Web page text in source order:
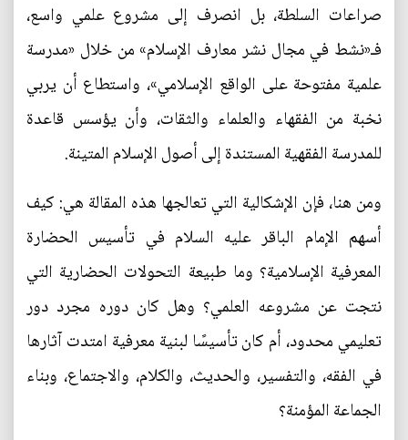
صراعات السلطة، بل انصرف إلى مشروع علمي واسع،
فـ«نشط في مجال نشر معارف الإسلام» من خلال «مدرسة
علمية مفتوحة على الواقع الإسلامي»، واستطاع أن يربي
نخبة من الفقهاء والعلماء والثقات، وأن يؤسس قاعدة
للمدرسة الفقهية المستندة إلى أصول الإسلام المتينة.
ومن هنا، فإن الإشكالية التي تعالجها هذه المقالة هي: كيف
أسهم الإمام الباقر عليه السلام في تأسيس الحضارة
المعرفية الإسلامية؟ وما طبيعة التحولات الحضارية التي
نتجت عن مشروعه العلمي؟ وهل كان دوره مجرد دور
تعليمي محدود، أم كان تأسيسًا لبنية معرفية امتدت آثارها
في الفقه، والتفسير، والحديث، والكلام، والاجتماع، وبناء
الجماعة المؤمنة؟